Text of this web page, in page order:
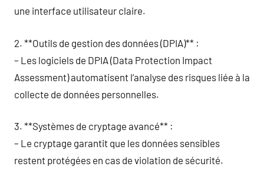
une interface utilisateur claire.
2. **Outils de gestion des données (DPIA)** :
– Les logiciels de DPIA (Data Protection Impact
Assessment) automatisent l’analyse des risques liée à la
collecte de données personnelles.
3. **Systèmes de cryptage avancé** :
– Le cryptage garantit que les données sensibles
restent protégées en cas de violation de sécurité.